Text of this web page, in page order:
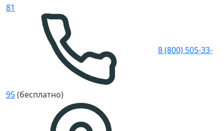
81
8 (800) 505-33-
95(бесплатно)